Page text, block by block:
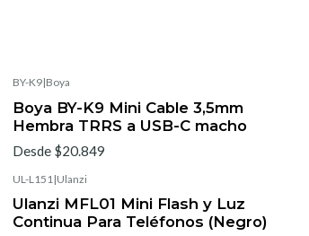
BY-K9|Boya
Boya BY-K9 Mini Cable 3,5mm
Hembra TRRS a USB-C macho
Desde $20.849
UL-L151 |Ulanzi
Ulanzi MFL01 Mini Flash y Luz
Continua Para Teléfonos (Negro)